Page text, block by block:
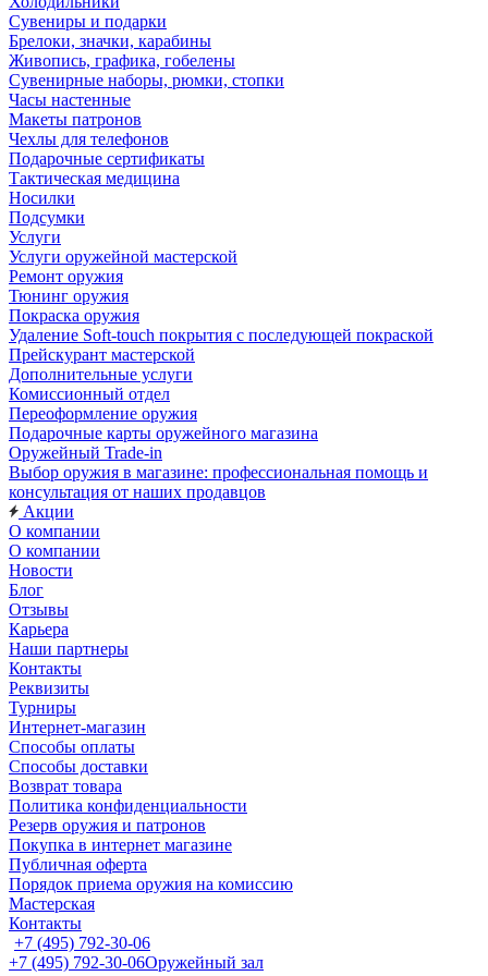
Сувениры и подарки
Брелоки, значки, карабины
Живопись, графика, гобелены
Сувенирные наборы, рюмки, стопки
Часы настенные
Макеты патронов
Чехлы для телефонов
Подарочные сертификаты
Тактическая медицина
Носилки
Подсумки
Услуги
Услуги оружейной мастерской
Ремонт оружия
Тюнинг оружия
Покраска оружия
Удаление Soft-touch покрытия с последующей покраской
Прейскурант мастерской
Дополнительные услуги
Комиссионный отдел
Переоформление оружия
Подарочные карты оружейного магазина
Оружейный Trade-in
Выбор оружия в магазине: профессиональная помощь и
консультация от наших продавцов
Акции
О компании
О компании
Новости
Блог
Отзывы
Карьера
Наши партнеры
Контакты
Реквизиты
Турниры
Интернет-магазин
Способы оплаты
Способы доставки
Возврат товара
Политика конфиденциальности
Резерв оружия и патронов
Покупка в интернет магазине
Публичная оферта
Порядок приема оружия на комиссию
Мастерская
Контакты
+7 (495) 792-30-06
+7 (495) 792-30-06Оружейный зал